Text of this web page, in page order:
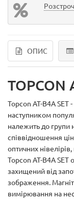
ОПИС
TOPCON
Topcon AT-B4A SET
наступником
належить до групи
співвідношення
оптичних
Topcon AT-B4A
захищений від
зображення.
вимірювання на